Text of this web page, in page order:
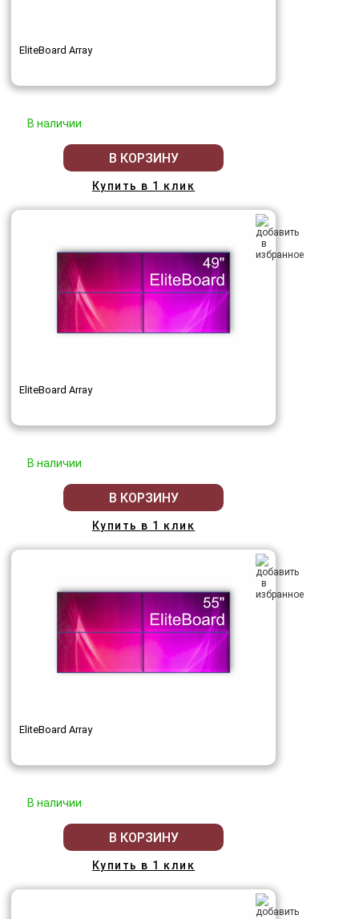
EliteBoard Array
В наличии
В КОРЗИНУ
Купить в 1 клик
EliteBoard Array
В наличии
В КОРЗИНУ
Купить в 1 клик
EliteBoard Array
В наличии
В КОРЗИНУ
Купить в 1 клик